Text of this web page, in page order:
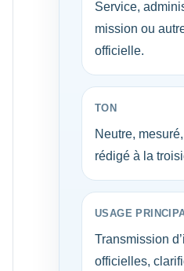
Service,
mission ou
officielle.
TON
Neutre,
rédigé à la
USAGE
Transmission
officielles,